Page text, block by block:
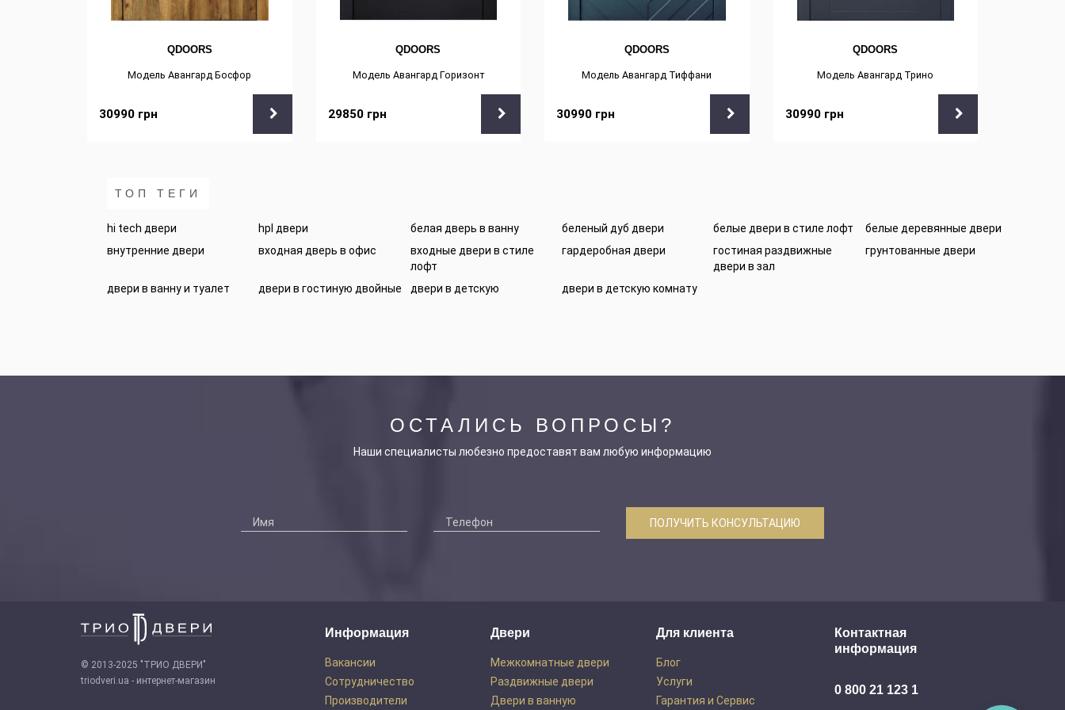
QDOORS
Модель Авангард Босфор
30990 грн
QDOORS
Модель Авангард Горизонт
29850 грн
QDOORS
Модель Авангард Тиффани
30990 грн
QDOORS
Модель Авангард Трино
30990 грн
ТОП ТЕГИ
hi tech двери hpl двери белая дверь в ванну беленый дуб двери белые двери в стиле лофт
белые деревянные двери
внутренние двери
входная дверь в офис
входные двери в стиле
лофт
гардеробная двери
гостиная раздвижные
двери в зал
грунтованные двери
двери в ванну и туалет двери в гостиную двойные двери в детскую двери в детскую комнату
ОСТАЛИСЬ ВОПРОСЫ?
Наши специалисты любезно предоставят вам любую информацию
ПОЛУЧИТЬ КОНСУЛЬТАЦИЮ
© 2013-2025 "ТРИО ДВЕРИ"
triodveri.ua - интернет-магазин
Информация
Вакансии
Сотрудничество
Производители
Двери
Межкомнатные двери
Раздвижные двери
Двери в ванную
Для клиента
Блог
Услуги
Гарантия и Сервис
Контактная
информация
0 800 21 123 1